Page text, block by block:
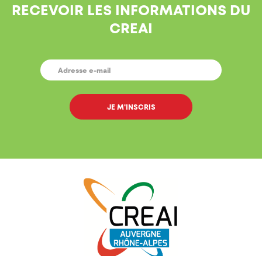
RECEVOIR LES INFORMATIONS DU
CREAI
E-
MAIL *